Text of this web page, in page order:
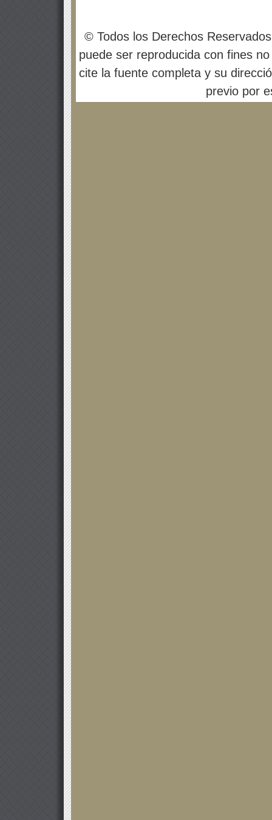
© Todos los Derechos
puede ser reproducida con fines
cite la fuente completa y su
previo por